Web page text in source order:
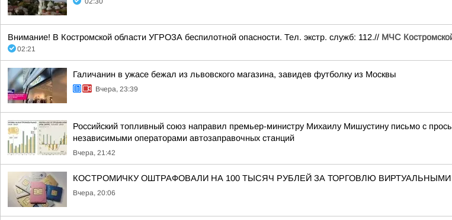
Внимание! В Костромской области УГРОЗА беспилотной опасности. Тел. экстр. служб: 112.// МЧС
02:21
Галичанин в ужасе бежал из львовского магазина, завидев футболку из Москвы
Вчера, 23:39
Российский топливный союз направил премьер-министру Михаилу Мишустину письмо с
независимыми операторами автозаправочных станций
Вчера, 21:42
КОСТРОМИЧКУ ОШТРАФОВАЛИ НА 100 ТЫСЯЧ РУБЛЕЙ ЗА ТОРГОВЛЮ
Вчера, 20:06